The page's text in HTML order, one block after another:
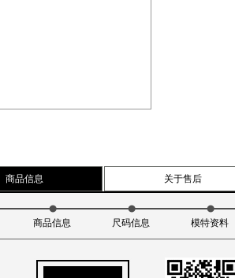
商品信息 关于售后
商品信息 尺码信息 模特资料